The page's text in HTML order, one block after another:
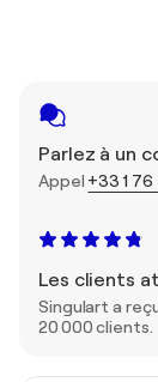
Parlez à un
Appel +33 1
Les clients
Singulart a
20 000 clients.